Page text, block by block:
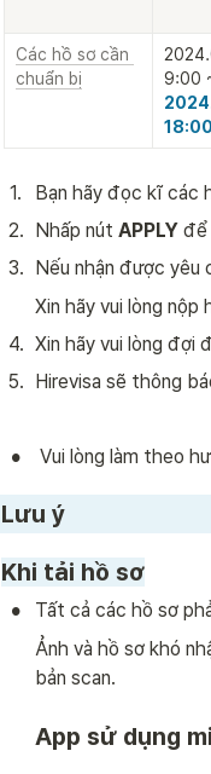
Các hồ sơ cần
chuẩn bị
18:00
1.
Bạn hãy đọc kĩ các
2. Nhấp nút APPLY để
3. Nếu nhận được yêu
Xin hãy vui lòng nộp
4. Xin hãy vui lòng đợi
5. Hirevisa sẽ thông
• Vui lòng làm theo
Lưu ý
Khi tải hồ sơ
• Tất cả các hồ sơ
Ảnh và hồ sơ khó
bản scan.
App sử dụng